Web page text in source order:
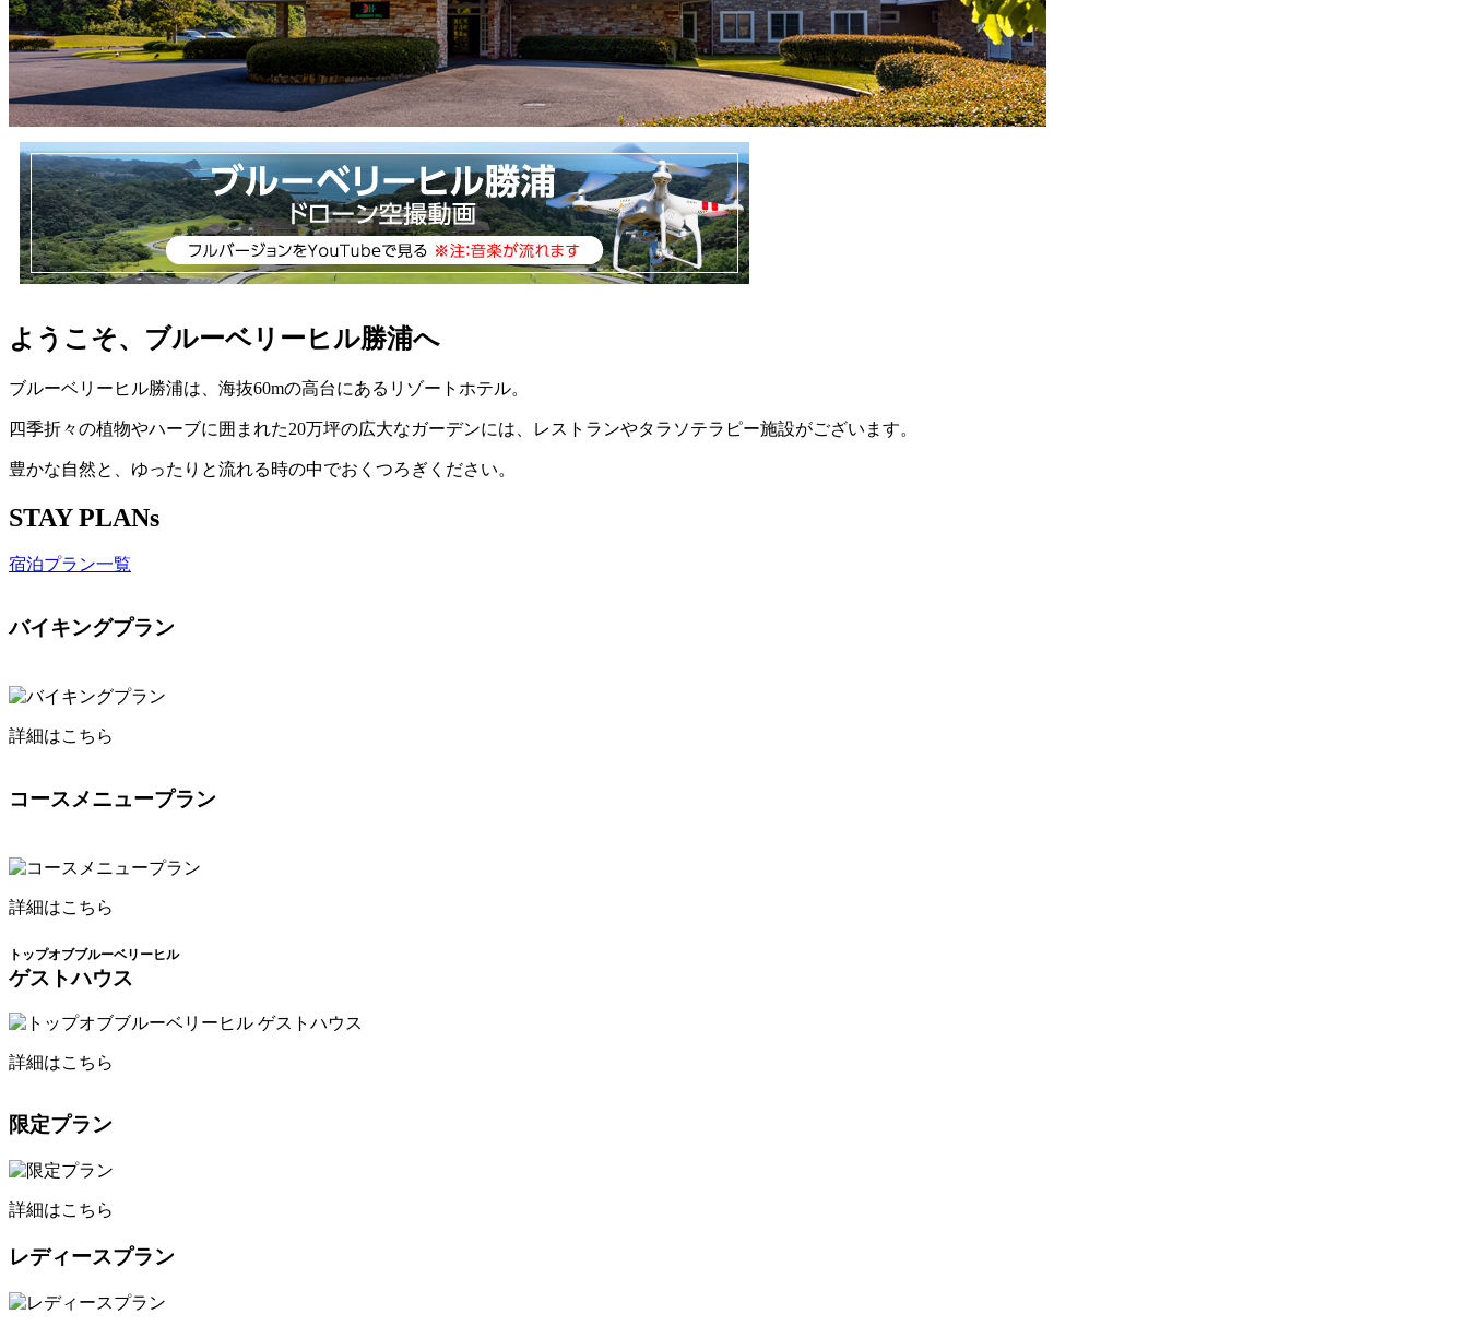
ようこそ、ブルーベリーヒル勝浦へ
ブルーベリーヒル勝浦は、海抜60mの高台にあるリゾートホテル。
四季折々の植物やハーブに囲まれた20万坪の広大なガーデンには、レストランやタラソテラピー施設がございます。
豊かな自然と、ゆったりと流れる時の中でおくつろぎください。
STAY PLANs
宿泊プラン一覧
バイキングプラン
詳細はこちら
コースメニュープラン
詳細はこちら
トップオブブルーベリーヒル
ゲストハウス
詳細はこちら
限定プラン
詳細はこちら
レディースプラン